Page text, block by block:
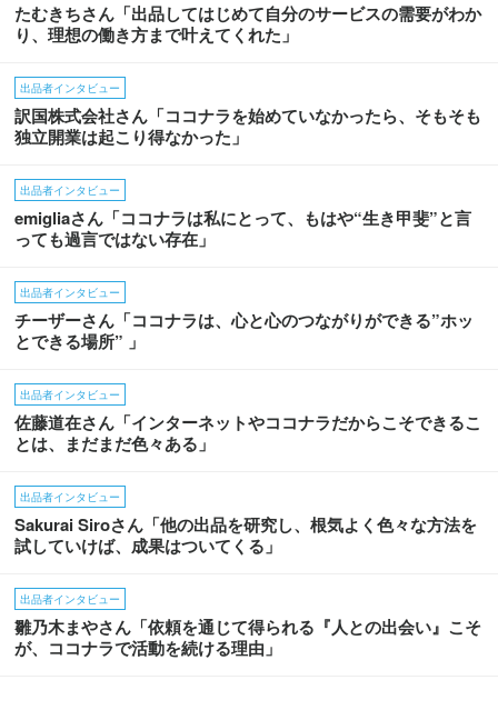
たむきちさん「出品してはじめて自分のサービスの需要がわか
り、理想の働き方まで叶えてくれた」
出品者インタビュー
訳国株式会社さん「ココナラを始めていなかったら、そもそも
独立開業は起こり得なかった」
出品者インタビュー
emigliaさん「ココナラは私にとって、もはや“生き甲斐”と言
っても過言ではない存在」
出品者インタビュー
チーザーさん「ココナラは、心と心のつながりができる”ホッ
とできる場所” 」
出品者インタビュー
佐藤道在さん「インターネットやココナラだからこそできるこ
とは、まだまだ色々ある」
出品者インタビュー
Sakurai Siroさん「他の出品を研究し、根気よく色々な方法を
試していけば、成果はついてくる」
出品者インタビュー
雛乃木まやさん「依頼を通じて得られる『人との出会い』こそ
が、ココナラで活動を続ける理由」